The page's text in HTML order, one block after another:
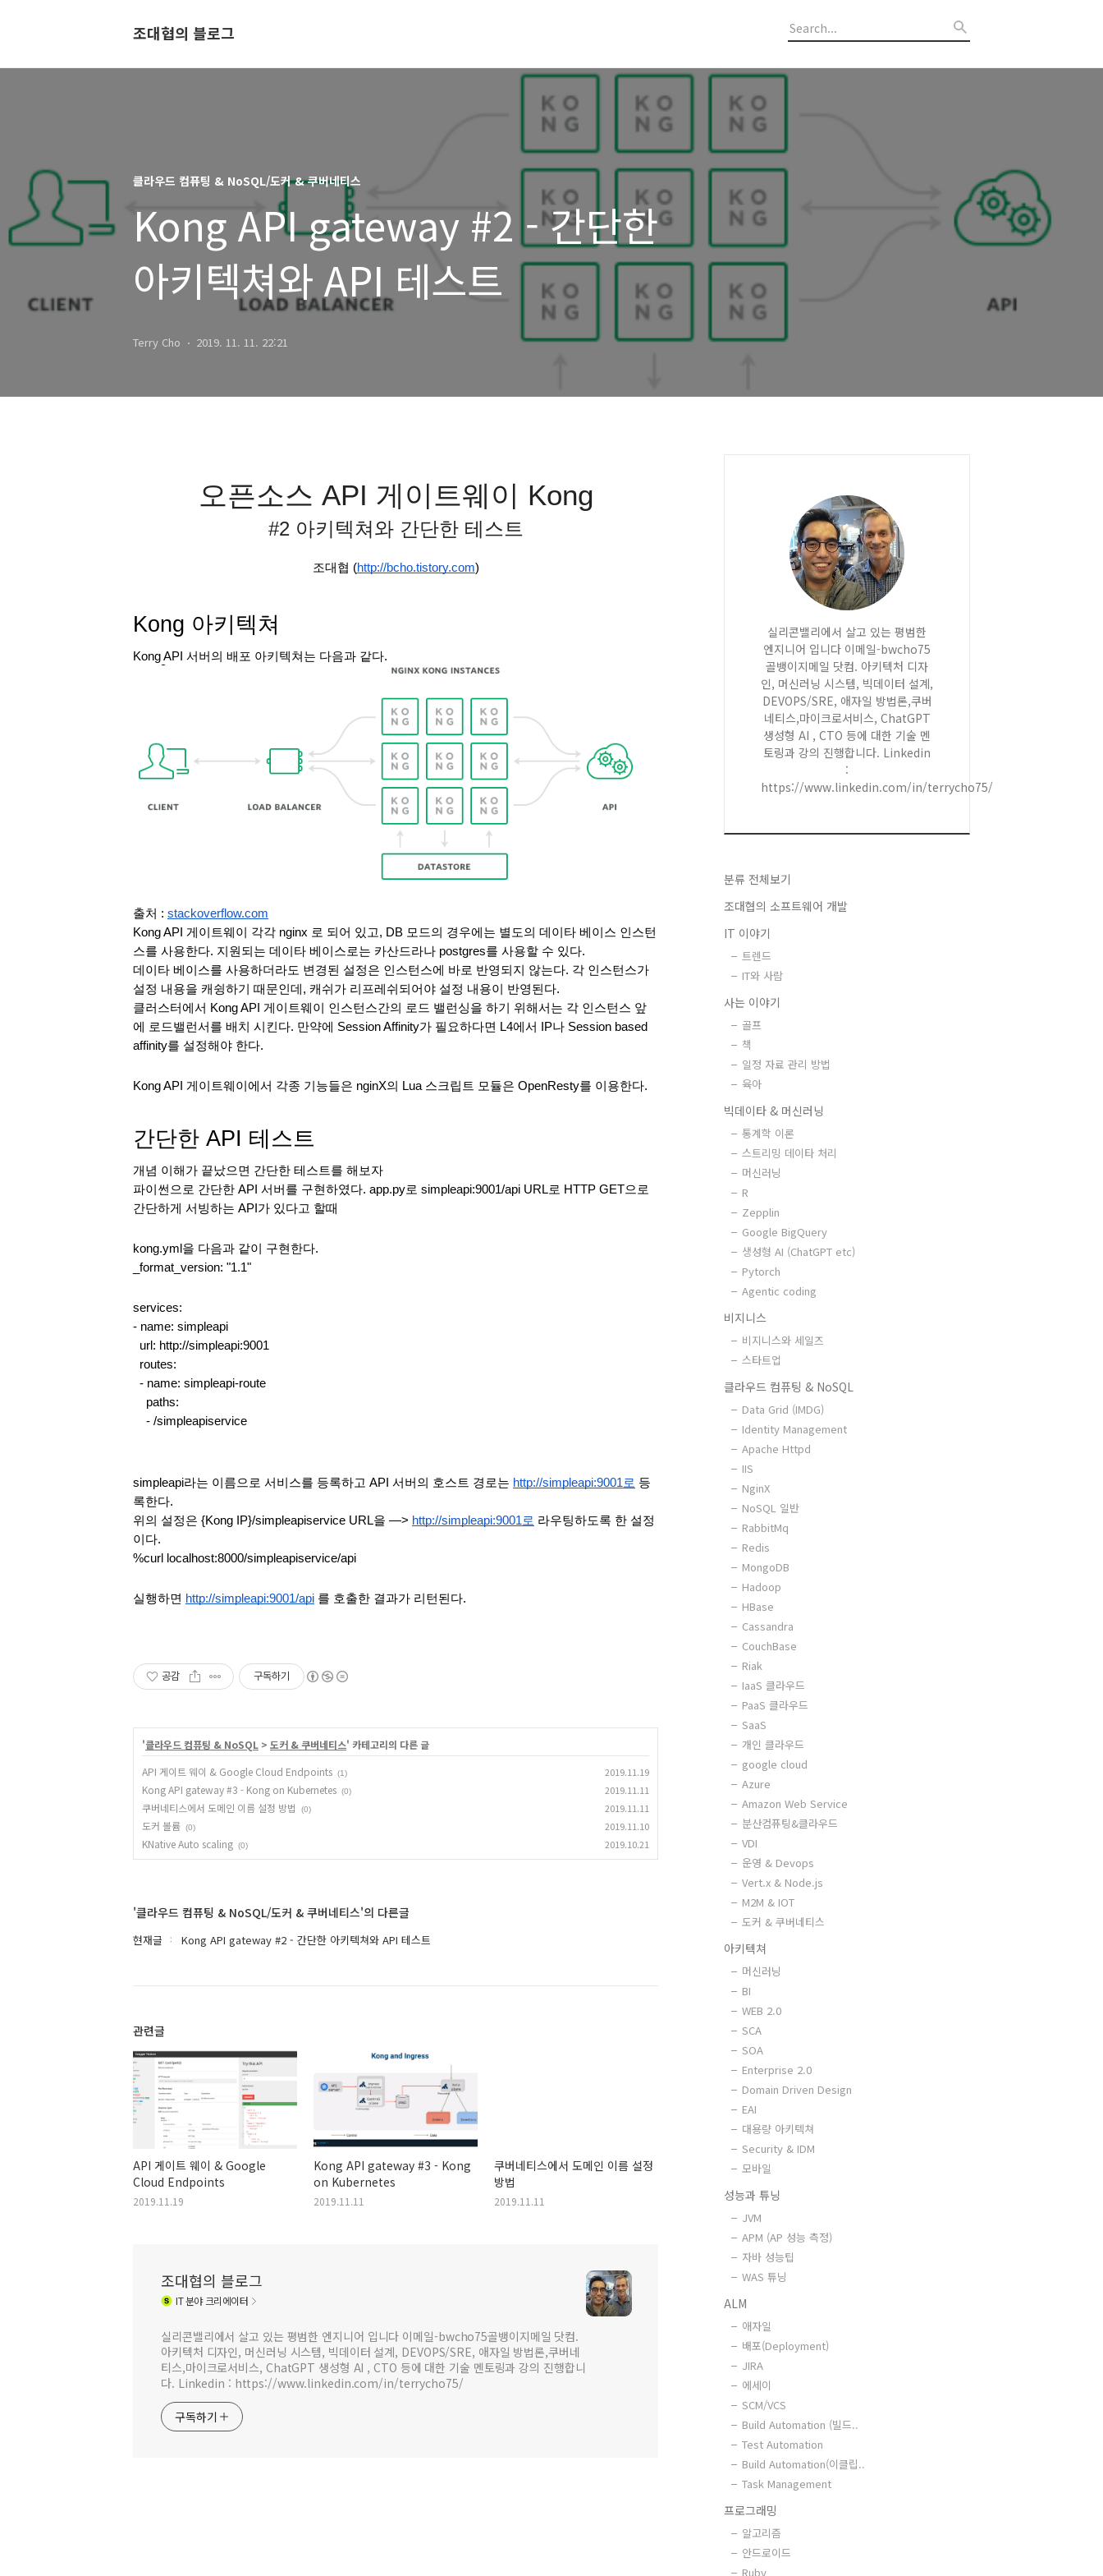
조대협의 블로그
클라우드 컴퓨팅 & NoSQL/도커 & 쿠버네티스
Kong API gateway #2 - 간단한
아키텍쳐와 API 테스트
Terry Cho 2019. 11. 11. 22:21
오픈소스 API 게이트웨이 Kong
#2 아키텍쳐와 간단한 테스트
조대협 (http://bcho.tistory.com)
Kong 아키텍쳐
Kong API 서버의 배포 아키텍쳐는 다음과 같다.
출처 : stackoverflow.com
Kong API 게이트웨이 각각 nginx 로 되어 있고, DB 모드의 경우에는 별도의 데이타 베이스 인스턴
스를 사용한다. 지원되는 데이타 베이스로는 카산드라나 postgres를 사용할 수 있다.
데이타 베이스를 사용하더라도 변경된 설정은 인스턴스에 바로 반영되지 않는다. 각 인스턴스가
설정 내용을 캐슁하기 때문인데, 캐쉬가 리프레쉬되어야 설정 내용이 반영된다.
클러스터에서 Kong API 게이트웨이 인스턴스간의 로드 밸런싱을 하기 위해서는 각 인스턴스 앞
에 로드밸런서를 배치 시킨다. 만약에 Session Affinity가 필요하다면 L4에서 IP나 Session based
affinity를 설정해야 한다.
Kong API 게이트웨이에서 각종 기능들은 nginX의 Lua 스크립트 모듈은 OpenResty를 이용한다.
간단한 API 테스트
개념 이해가 끝났으면 간단한 테스트를 해보자
파이썬으로 간단한 API 서버를 구현하였다. app.py로 simpleapi:9001/api URL로 HTTP GET으로
간단하게 서빙하는 API가 있다고 할때
kong.yml을 다음과 같이 구현한다.
_format_version: "1.1"
services:
- name: simpleapi
url: http://simpleapi:9001
routes:
- name: simpleapi-route
paths:
- /simpleapiservice
simpleapi라는 이름으로 서비스를 등록하고 API 서버의 호스트 경로는 http://simpleapi:9001로 등
록한다.
위의 설정은 {Kong IP}/simpleapiservice URL을 —> http://simpleapi:9001로 라우팅하도록 한 설정
이다.
%curl localhost:8000/simpleapiservice/api
실행하면 http://simpleapi:9001/api 를 호출한 결과가 리턴된다.
공감 구독하기
'클라우드 컴퓨팅 & NoSQL > 도커 & 쿠버네티스' 카테고리의 다른 글
API 게이트 웨이 & Google Cloud Endpoints (1) 2019.11.19
Kong API gateway #3 - Kong on Kubernetes (0) 2019.11.11
쿠버네티스에서 도메인 이름 설정 방법 (0) 2019.11.11
도커 볼륨 (0) 2019.11.10
KNative Auto scaling (0) 2019.10.21
'클라우드 컴퓨팅 & NoSQL/도커 & 쿠버네티스'의 다른글
현재글 Kong API gateway #2 - 간단한 아키텍쳐와 API 테스트
관련글
API 게이트 웨이 & Google
Cloud Endpoints
2019.11.19
Kong API gateway #3 - Kong
on Kubernetes
2019.11.11
쿠버네티스에서 도메인 이름 설정
방법
2019.11.11
조대협의 블로그
IT분야 크리에이터
실리콘밸리에서 살고 있는 평범한 엔지니어 입니다 이메일-bwcho75골뱅이지메일 닷컴.
아키텍처 디자인, 머신러닝 시스템, 빅데이터 설계, DEVOPS/SRE, 애자일 방법론,쿠버네
티스,마이크로서비스, ChatGPT 생성형 AI , CTO 등에 대한 기술 멘토링과 강의 진행합니
다. Linkedin : https://www.linkedin.com/in/terrycho75/
구독하기
실리콘밸리에서 살고 있는 평범한
엔지니어 입니다 이메일-bwcho75
골뱅이지메일 닷컴. 아키텍처 디자
인, 머신러닝 시스템, 빅데이터 설계,
DEVOPS/SRE, 애자일 방법론,쿠버
네티스,마이크로서비스, ChatGPT
생성형 AI , CTO 등에 대한 기술 멘
토링과 강의 진행합니다. Linkedin
:
https://www.linkedin.com/in/terrycho75/
분류 전체보기
조대협의 소프트웨어 개발
IT 이야기
트렌드
IT와 사람
사는 이야기
골프
책
일정 자료 관리 방법
육아
빅데이타 & 머신러닝
통계학 이론
스트리밍 데이타 처리
머신러닝
R
Zepplin
Google BigQuery
생성형 AI (ChatGPT etc)
Pytorch
Agentic coding
비지니스
비지니스와 세일즈
스타트업
클라우드 컴퓨팅 & NoSQL
Data Grid (IMDG)
Identity Management
Apache Httpd
IIS
NginX
NoSQL 일반
RabbitMq
Redis
MongoDB
Hadoop
HBase
Cassandra
CouchBase
Riak
IaaS 클라우드
PaaS 클라우드
SaaS
개인 클라우드
google cloud
Azure
Amazon Web Service
분산컴퓨팅&클라우드
VDI
운영 & Devops
Vert.x & Node.js
M2M & IOT
도커 & 쿠버네티스
아키텍쳐
머신러닝
BI
WEB 2.0
SCA
SOA
Enterprise 2.0
Domain Driven Design
EAI
대용량 아키텍쳐
Security & IDM
모바일
성능과 튜닝
JVM
APM (AP 성능 측정)
자바 성능팁
WAS 튜닝
ALM
애자일
배포(Deployment)
JIRA
에세이
SCM/VCS
Build Automation (빌드..
Test Automation
Build Automation(이클립..
Task Management
프로그래밍
알고리즘
안드로이드
Ruby